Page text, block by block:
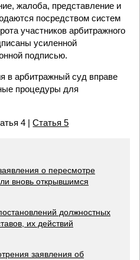
жалоба, представление и
посредством систем
участников арбитражного
усиленной
подписью.
в арбитражный суд вправе
процедуры для
4 |Статья 5
о пересмотре
вновь открывшимся
должностных
их действий
заявления об